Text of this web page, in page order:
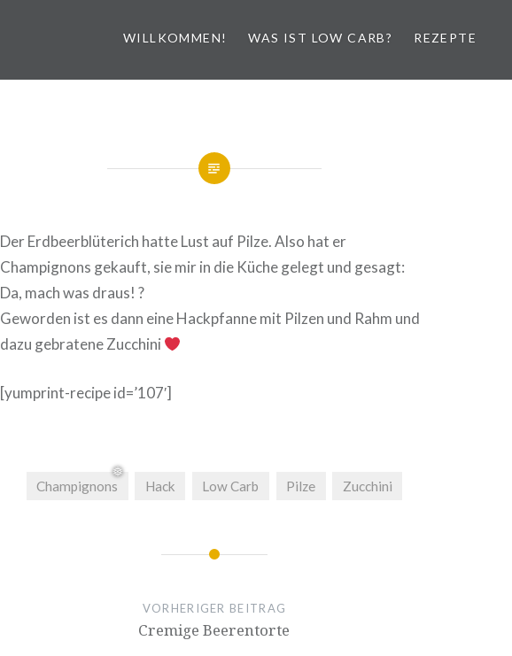
WILLKOMMEN! WAS IST LOW CARB? REZEPTE
Der Erdbeerblüterich hatte Lust auf Pilze. Also hat er
Champignons gekauft, sie mir in die Küche gelegt und gesagt:
Da, mach was draus! ?
Geworden ist es dann eine Hackpfanne mit Pilzen und Rahm und
dazu gebratene Zucchini
[yumprint-recipe id=’107′]
Champignons Hack Low Carb Pilze Zucchini
VORHERIGER BEITRAG
Cremige Beerentorte